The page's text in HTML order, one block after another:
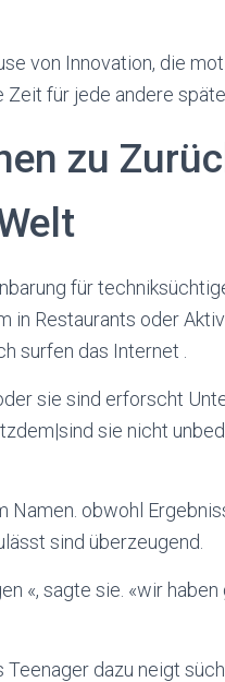
von Innovation, die
für jede andere
zu
für
in Restaurants oder
surfen das Internet .
sie sind erforscht
sie nicht
Namen. obwohl
sind überzeugend.
«, sagte sie. «wir
dazu neigt